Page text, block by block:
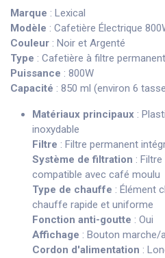
Marque : Lexical
Modèle : Cafetière Électrique
Couleur : Noir et Argenté
Type : Cafetière à filtre permanent
Puissance : 800W
Capacité : 850 ml (environ 6
Matériaux principaux :
inoxydable
Filtre : Filtre permanent
Système de filtration :
compatible avec café moulu
Type de chauffe : Élément
chauffe rapide et uniforme
Fonction anti-goutte : Oui
Affichage : Bouton marche/
Cordon d'alimentation :